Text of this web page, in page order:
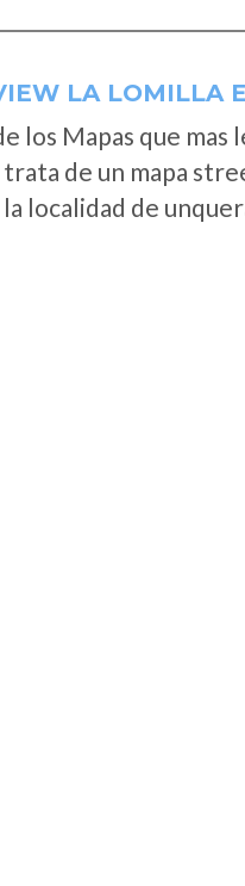
LA LOMILLA
los Mapas que mas
de un mapa
localidad de